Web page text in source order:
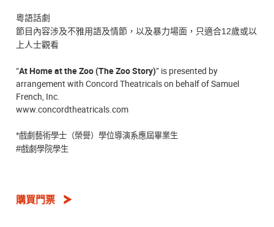
粵語話劇
節目內容涉及不雅用語及情節，以及暴力場面，只適合12歲或以
上人士觀看
“At Home at the Zoo (The Zoo Story)” is presented by
arrangement with Concord Theatricals on behalf of Samuel
French, Inc.
www.concordtheatricals.com
*戲劇藝術學士（榮譽）學位導演系應屆畢業生
#戲劇學院學生
購買門票